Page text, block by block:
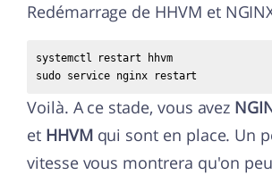
Redémarrage de HHVM et
systemctl restart hhvm
sudo service nginx restart
Voilà. A ce stade, vous avez
et HHVMqui sont en place. Un
vitesse vous montrera qu'on